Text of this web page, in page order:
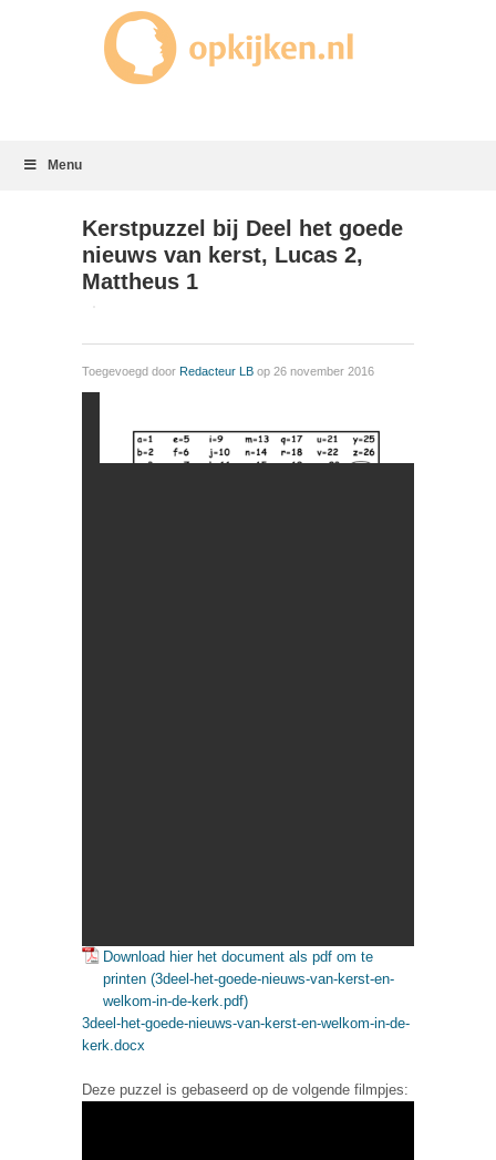
Menu
Kerstpuzzel bij Deel het goede
nieuws van kerst, Lucas 2,
Mattheus 1
Toegevoegd door Redacteur LB op 26 november 2016
Download hier het document als pdf om te
printen (3deel-het-goede-nieuws-van-kerst-en-
welkom-in-de-kerk.pdf)
3deel-het-goede-nieuws-van-kerst-en-welkom-in-de-
kerk.docx
Deze puzzel is gebaseerd op de volgende filmpjes: